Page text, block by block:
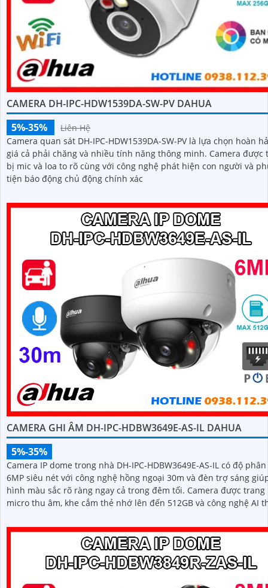
CAMERA DH-IPC-HDW1539DA-SW-PV DAHUA
5%-35%
Liên Hệ
Camera quan sát DH-IPC-HDW1539DA-SW-PV là lựa chọn hoàn
giá cả phải chăng và nhiều tính năng thông minh. Camera được trang
bị mic và loa to rõ cùng với công nghệ phát hiện con người và
tiện báo động chủ động chính xác
CAMERA GHI ÂM DH-IPC-HDBW3649E-AS-IL DAHUA
5%-35%
Camera IP dome trong nhà DH-IPC-HDBW3649E-AS-IL có độ
6MP siêu nét với công nghệ hồng ngoại 30m và đèn trợ sáng
hình màu sắc rõ ràng ngay cả trong đêm tối. Camera được trang bị
micro thu âm, khe cắm thẻ nhớ lên đến 512GB và công nghệ AI
giám sát